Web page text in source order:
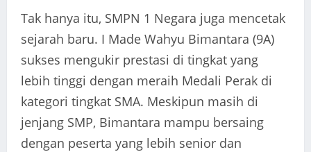
Tak hanya itu, SMPN 1 Negara juga mencetak
sejarah baru. I Made Wahyu Bimantara (9A)
sukses mengukir prestasi di tingkat yang
lebih tinggi dengan meraih Medali Perak di
kategori tingkat SMA. Meskipun masih di
jenjang SMP, Bimantara mampu bersaing
dengan peserta yang lebih senior dan